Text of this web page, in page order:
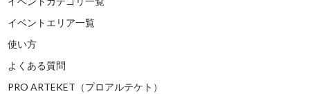
イベントエリア一覧
使い方
よくある質問
PRO ARTEKET（プロアルテケト）